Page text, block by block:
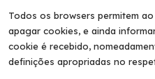
Todos os browsers permitem
apagar cookies, e ainda
cookie é recebido,
definições apropriadas no